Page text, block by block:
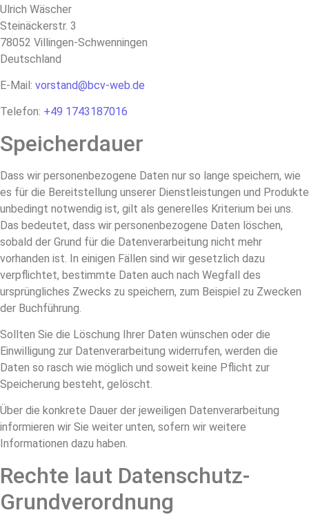
Ulrich Wäscher
Steinäckerstr. 3
78052 Villingen-Schwenningen
Deutschland
E-Mail: vorstand@bcv-web.de
Telefon: +49 1743187016
Speicherdauer
Dass wir personenbezogene Daten nur so lange speichern, wie
es für die Bereitstellung unserer Dienstleistungen und Produkte
unbedingt notwendig ist, gilt als generelles Kriterium bei uns.
Das bedeutet, dass wir personenbezogene Daten löschen,
sobald der Grund für die Datenverarbeitung nicht mehr
vorhanden ist. In einigen Fällen sind wir gesetzlich dazu
verpflichtet, bestimmte Daten auch nach Wegfall des
ursprüngliches Zwecks zu speichern, zum Beispiel zu Zwecken
der Buchführung.
Sollten Sie die Löschung Ihrer Daten wünschen oder die
Einwilligung zur Datenverarbeitung widerrufen, werden die
Daten so rasch wie möglich und soweit keine Pflicht zur
Speicherung besteht, gelöscht.
Über die konkrete Dauer der jeweiligen Datenverarbeitung
informieren wir Sie weiter unten, sofern wir weitere
Informationen dazu haben.
Rechte laut Datenschutz-
Grundverordnung